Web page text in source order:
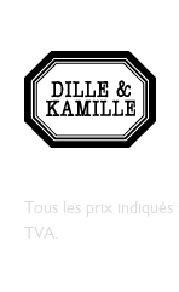
Tous les prix
TVA.